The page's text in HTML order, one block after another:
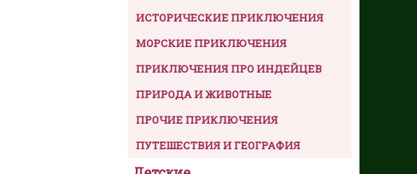
ИСТОРИЧЕСКИЕ ПРИКЛЮЧЕНИЯ
МОРСКИЕ ПРИКЛЮЧЕНИЯ
ПРИКЛЮЧЕНИЯ ПРО ИНДЕЙЦЕВ
ПРИРОДА И ЖИВОТНЫЕ
ПРОЧИЕ ПРИКЛЮЧЕНИЯ
ПУТЕШЕСТВИЯ И ГЕОГРАФИЯ